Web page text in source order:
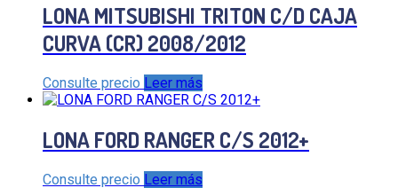
LONA MITSUBISHI TRITON C/D CAJA
CURVA (CR) 2008/2012
Consulte precio Leer más
LONA FORD RANGER C/S 2012+
Consulte precio Leer más